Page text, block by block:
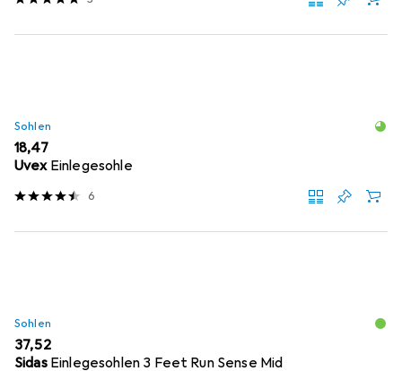
Sohlen
EUR
18,47
Uvex Einlegesohle
6
Sohlen
EUR
37,52
Sidas Einlegesohlen 3 Feet Run Sense Mid